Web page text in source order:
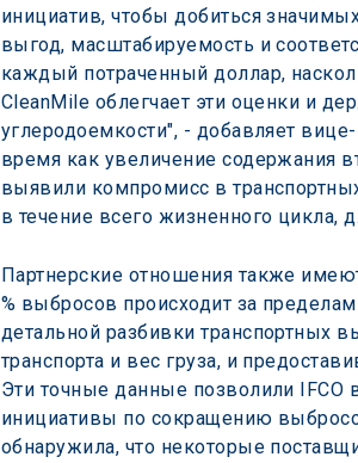
инициатив, чтобы добиться
выгод, масштабируемость и
каждый потраченный доллар,
CleanMile облегчает эти оценки и
углеродоемкости", - добавляет
время как увеличение содержания
выявили компромисс в
в течение всего жизненного цикла,
Партнерские отношения также
% выбросов происходит за
детальной разбивки транспортных
транспорта и вес груза, и
Эти точные данные позволили IFCO
инициативы по сокращению
обнаружила, что некоторые